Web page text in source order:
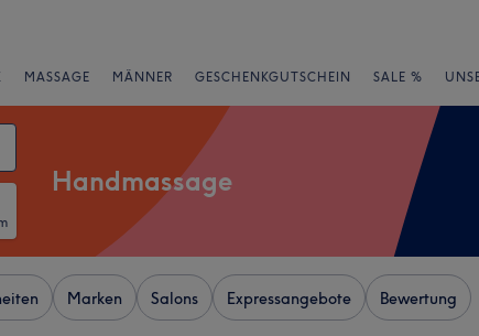
MASSAGE MÄNNER GESCHENKGUTSCHEIN SALE %
Handmassage
Marken Salons Expressangebote Bewertung